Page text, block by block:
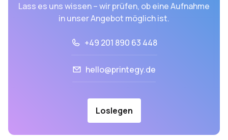
Lass es uns wissen – wir prüfen, ob eine Aufnahme
in unser Angebot möglich ist.
+49 201 890 63 448
hello@printegy.de
Loslegen